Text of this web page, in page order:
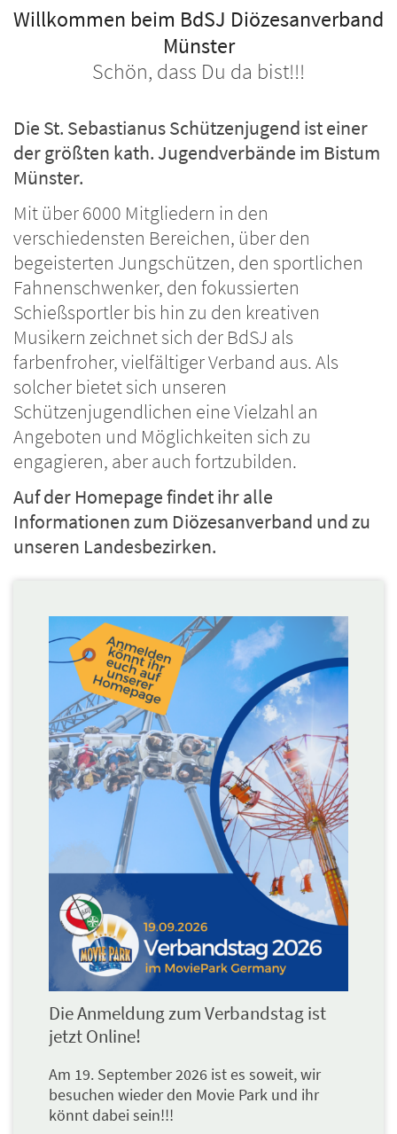
Willkommen beim BdSJ Diözesanverband
Münster
Schön, dass Du da bist!!!
Die St. Sebastianus Schützenjugend ist einer
der größten kath. Jugendverbände im Bistum
Münster.
Mit über 6000 Mitgliedern in den
verschiedensten Bereichen, über den
begeisterten Jungschützen, den sportlichen
Fahnenschwenker, den fokussierten
Schießsportler bis hin zu den kreativen
Musikern zeichnet sich der BdSJ als
farbenfroher, vielfältiger Verband aus. Als
solcher bietet sich unseren
Schützenjugendlichen eine Vielzahl an
Angeboten und Möglichkeiten sich zu
engagieren, aber auch fortzubilden.
Auf der Homepage findet ihr alle
Informationen zum Diözesanverband und zu
unseren Landesbezirken.
Die Anmeldung zum Verbandstag ist
jetzt Online!
Am 19. September 2026 ist es soweit, wir
besuchen wieder den Movie Park und ihr
könnt dabei sein!!!